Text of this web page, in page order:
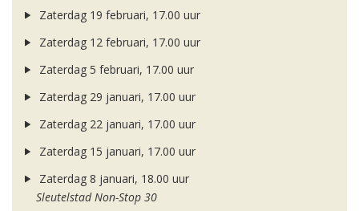
Zaterdag 19 februari, 17.00 uur
Zaterdag 12 februari, 17.00 uur
Zaterdag 5 februari, 17.00 uur
Zaterdag 29 januari, 17.00 uur
Zaterdag 22 januari, 17.00 uur
Zaterdag 15 januari, 17.00 uur
Zaterdag 8 januari, 18.00 uur
Sleutelstad Non-Stop 30